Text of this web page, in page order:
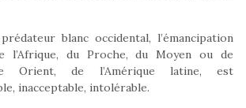
blanc occidental, l’émancipation
l’Afrique, du Proche, du Moyen ou de
Orient, de l’Amérique latine, est
inacceptable, intolérable.